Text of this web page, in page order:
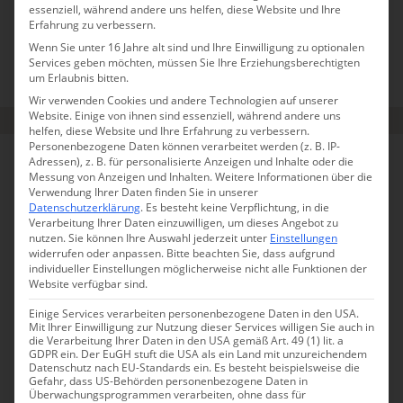
Continentale.
FRIAUL-JULISCH VENETIEN ECO HOTELS
HOTELS
ROLLSTUHLGERECHT
BUTTRIO
essenziell, während andere uns helfen, diese Website und Ihre
Erfahrung zu verbessern.
Wenn Sie unter 16 Jahre alt sind und Ihre Einwilligung zu optionalen
Services geben möchten, müssen Sie Ihre Erziehungsberechtigten
um Erlaubnis bitten.
Wir verwenden Cookies und andere Technologien auf unserer
Website. Einige von ihnen sind essenziell, während andere uns
helfen, diese Website und Ihre Erfahrung zu verbessern.
Personenbezogene Daten können verarbeitet werden (z. B. IP-
Adressen), z. B. für personalisierte Anzeigen und Inhalte oder die
Messung von Anzeigen und Inhalten.Weitere Informationen über die
Verwendung Ihrer Daten finden Sie in unserer
Datenschutzerklärung. Es besteht keine Verpflichtung, in die
Verarbeitung Ihrer Daten einzuwilligen, um dieses Angebot zu
nutzen.Sie können Ihre Auswahl jederzeit unter Einstellungen
widerrufen oder anpassen. Bitte beachten Sie, dass aufgrund
individueller Einstellungen möglicherweise nicht alle Funktionen der
Website verfügbar sind.
Einige Services verarbeiten personenbezogene Daten in den USA.
Mit Ihrer Einwilligung zur Nutzung dieser Services willigen Sie auch in
die Verarbeitung Ihrer Daten in den USA gemäß Art. 49 (1) lit. a
GDPR ein. Der EuGH stuft die USA als ein Land mit unzureichendem
Datenschutz nach EU-Standards ein. Es besteht beispielsweise die
Gefahr, dass US-Behörden personenbezogene Daten in
Überwachungsprogrammen verarbeiten, ohne dass für